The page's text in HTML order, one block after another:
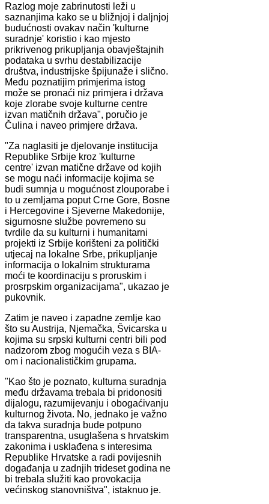
Razlog moje zabrinutosti leži u
saznanjima kako se u bližnjoj i daljnjoj
budućnosti ovakav način 'kulturne
suradnje' koristio i kao mjesto
prikrivenog prikupljanja obavještajnih
podataka u svrhu destabilizacije
društva, industrijske špijunaže i slično.
Među poznatijim primjerima istog
može se pronaći niz primjera i država
koje zlorabe svoje kulturne centre
izvan matičnih država", poručio je
Čulina i naveo primjere država.
"Za naglasiti je djelovanje institucija
Republike Srbije kroz 'kulturne
centre' izvan matične države od kojih
se mogu naći informacije kojima se
budi sumnja u mogućnost zlouporabe i
to u zemljama poput Crne Gore, Bosne
i Hercegovine i Sjeverne Makedonije,
sigurnosne službe povremeno su
tvrdile da su kulturni i humanitarni
projekti iz Srbije korišteni za politički
utjecaj na lokalne Srbe, prikupljanje
informacija o lokalnim strukturama
moći te koordinaciju s proruskim i
prosrpskim organizacijama", ukazao je
pukovnik.
Zatim je naveo i zapadne zemlje kao
što su Austrija, Njemačka, Švicarska u
kojima su srpski kulturni centri bili pod
nadzorom zbog mogućih veza s BIA-
om i nacionalističkim grupama.
"Kao što je poznato, kulturna suradnja
među državama trebala bi pridonositi
dijalogu, razumijevanju i obogaćivanju
kulturnog života. No, jednako je važno
da takva suradnja bude potpuno
transparentna, usuglašena s hrvatskim
zakonima i usklađena s interesima
Republike Hrvatske a radi povijesnih
događanja u zadnjih trideset godina ne
bi trebala služiti kao provokacija
većinskog stanovništva", istaknuo je.